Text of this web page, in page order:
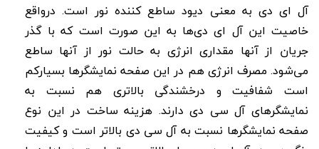
آل ای دی به معنی دیود ساطع کننده نور است. درواقع
خاصیت این آل ای دی‌ها به این صورت است که با گذر
جریان از آنها مقداری انرژی به حالت نور از آنها ساطع
می‌شود. مصرف انرژی هم در این صفحه نمایشگرها بسیارکم
است شفافیت و درخشندگی بالاتری هم نسبت به
نمایشگرهای آل سی دی دارند. هزینه ساخت در این نوع
صفحه نمایشگرها نسبت به آل سی دی بالاتر است و کیفیت